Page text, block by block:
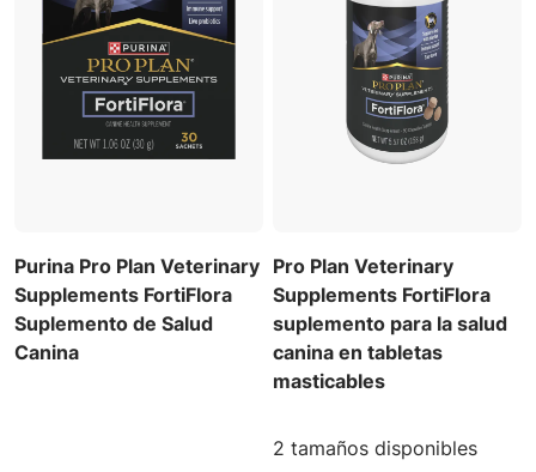
Purina Pro Plan Veterinary
Supplements FortiFlora
Suplemento de Salud
Canina
Pro Plan Veterinary
Supplements FortiFlora
suplemento para la salud
canina en tabletas
masticables
2 tamaños disponibles